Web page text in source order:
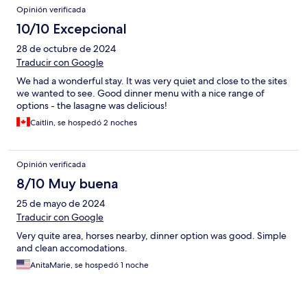
Opinión verificada
10/10 Excepcional
28 de octubre de 2024
Traducir con Google
We had a wonderful stay. It was very quiet and close to the sites
we wanted to see. Good dinner menu with a nice range of
options - the lasagne was delicious!
Caitlin, se hospedó 2 noches
Opinión verificada
8/10 Muy buena
25 de mayo de 2024
Traducir con Google
Very quite area, horses nearby, dinner option was good. Simple
and clean accomodations.
AnitaMarie, se hospedó 1 noche